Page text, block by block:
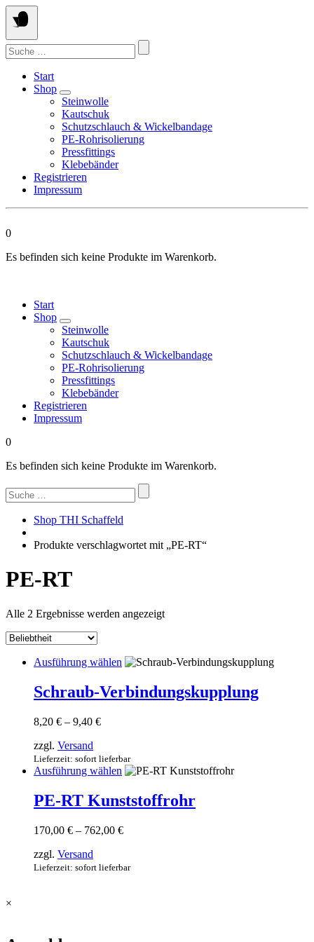
Springen
Sie
zum
Inhalt
Suchen
nach:
Start
Shop
Steinwolle
Kautschuk
Schutzschlauch & Wickelbandage
PE-Rohrisolierung
Pressfittings
Klebebänder
Registrieren
Impressum
0
Es befinden sich keine Produkte im Warenkorb.
Start
Shop
Steinwolle
Kautschuk
Schutzschlauch & Wickelbandage
PE-Rohrisolierung
Pressfittings
Klebebänder
Registrieren
Impressum
0
Es befinden sich keine Produkte im Warenkorb.
Suchen
nach:
Shop THI Schaffeld
Produkte verschlagwortet mit „PE-RT“
PE-RT
Alle 2 Ergebnisse werden angezeigtNach
Ausführung wählen Dieses
weist
mehrere
können
auf
Produktseite
gewählt
Schraub-Verbindungskupplung
8,20 € – 9,40 €Preisspanne:
9,40 €
zzgl. Versand
Lieferzeit: sofort lieferbar
Ausführung wählen Dieses
weist
mehrere
können
PE-RT Kunststoffrohr
170,00 € – 762,00 €Preisspanne:
762,00 €
zzgl. Versand
Lieferzeit: sofort lieferbar
×